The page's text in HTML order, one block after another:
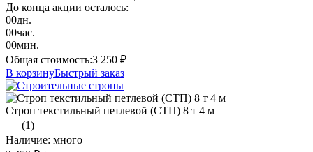
До конца акции осталось:
00дн.
00час.
00мин.
Общая стоимость:3 250 ₽
В корзинуБыстрый заказ
Строп текстильный петлевой (СТП) 8 т 4 м
(1)
Наличие: много